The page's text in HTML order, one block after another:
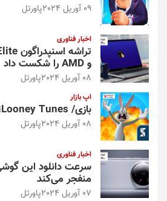
09 آوریل 2024 پاورتل
اخبار فناوری
و AMD را شکست داد
08 آوریل 2024 پاورتل
اپ بازار
بازی/ Looney Tunes؛ شهری بزرگ بسازید
08 آوریل 2024 پاورتل
اخبار فناوری
سرعت دانلود این
منفجر می‌کند
07 آوریل 2024 پاورتل